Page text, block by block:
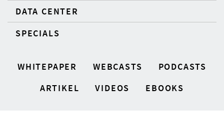
DATA CENTER
SPECIALS
WHITEPAPER WEBCASTS
PODCASTS
ARTIKEL
VIDEOS EBOOKS